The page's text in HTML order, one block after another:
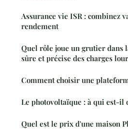
Assurance vie ISR : combinez
rendement
Quel rôle joue un grutier dans
sûre et précise des charges
Comment choisir une
Le photovoltaïque : à qui est-il
Quel est le prix d'une maison